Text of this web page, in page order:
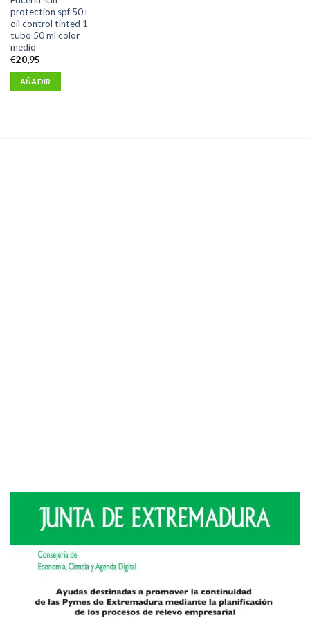
protection spf 50+
oil control tinted 1
tubo 50 ml color
medio
€20,95
AÑADIR